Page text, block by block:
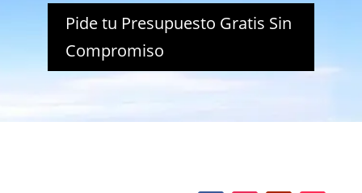
Pide tu Presupuesto Gratis Sin
Compromiso